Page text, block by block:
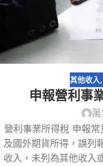
其他收入
申報營利事
營利事業所得稅 申報
及國外期貨所得，誤列
收入，未列為其他收入